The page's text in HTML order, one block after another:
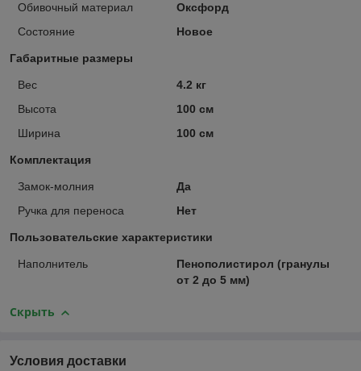
Обивочный материал
Оксфорд
Состояние
Новое
Габаритные размеры
Вес
4.2 кг
Высота
100 см
Ширина
100 см
Комплектация
Замок-молния
Да
Ручка для переноса
Нет
Пользовательские характеристики
Наполнитель
Пенополистирол (гранулы
от 2 до 5 мм)
Скрыть
Условия доставки